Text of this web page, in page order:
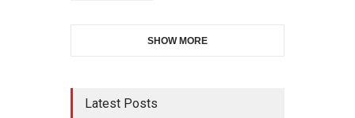
SHOW MORE
Latest Posts